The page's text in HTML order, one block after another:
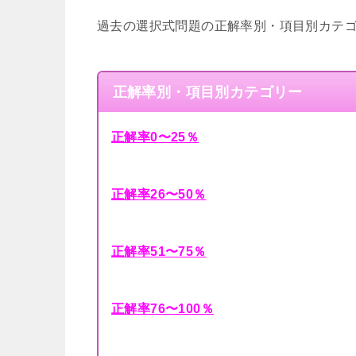
過去の選択式問題の正解率別・項目別カテ
正解率別・項目別カテゴリー
正解率0〜25％
正解率26〜50％
正解率51〜75％
正解率76〜100％